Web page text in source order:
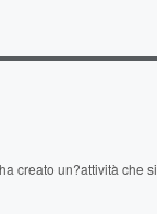
creato un?attività che si